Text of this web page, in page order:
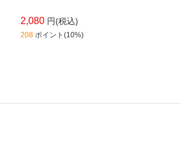
2,080 円(税込)
208 ポイント(10%)